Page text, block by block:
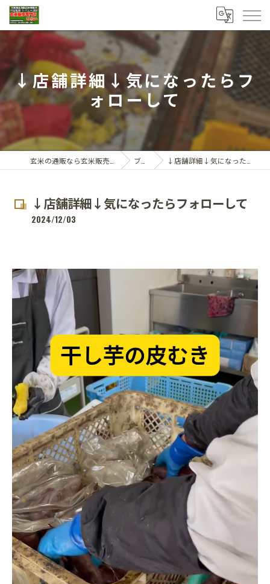
↓店舗詳細↓気になったらフ
ォローして
ブログ ↓店舗詳細↓気になったらフォローして
↓店舗詳細↓気になったらフォローして
2024/12/03